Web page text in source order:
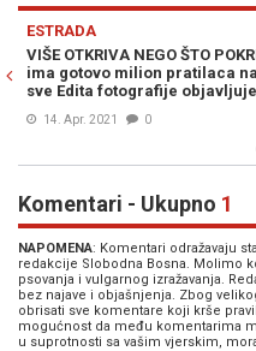
ESTRADA
VIŠE OTKRIVA NEGO ŠTO
ima gotovo milion pratilaca
sve Edita fotografije
14. Apr. 2021 0
Komentari - Ukupno 1
NAPOMENA: Komentari odražavaju
redakcije Slobodna Bosna. Molimo
psovanja i vulgarnog izražavanja.
bez najave i objašnjenja. Zbog
obrisati sve komentare koji krše
mogućnost da među komentarima
u suprotnosti sa vašim vjerskim,